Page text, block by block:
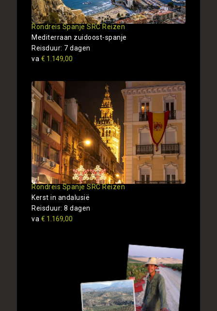
Rondreis Spanje SRC Reizen
Mediterraan zuidoost-spanje
Reisduur: 7 dagen
va € 1.149,00
Rondreis Spanje SRC Reizen
Kerst in andalusië
Reisduur: 8 dagen
va € 1.169,00